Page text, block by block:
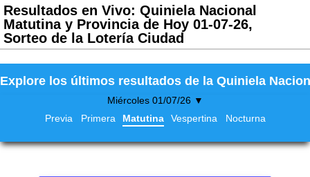
Resultados en Vivo: Quiniela Nacional
Matutina y Provincia de Hoy 01-07-26,
Sorteo de la Lotería Ciudad
Explore los últimos resultados de la Quiniela
Miércoles 01/07/26 ▼
Previa
Primera Matutina Vespertina Nocturna